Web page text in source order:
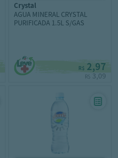
crystal
AGUA MINERAL CRYSTAL
PURIFICADA 1.5L S/GAS
R$ 2,97
R$ 3,09